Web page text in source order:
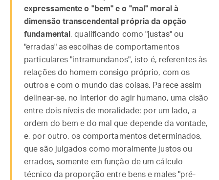
expressamente o "bem" e o "mal" moral à
dimensão transcendental própria da opção
fundamental , qualificando como "justas" ou
"erradas" as escolhas de comportamentos
particulares "intramundanos", isto é, referentes às
relações do homem consigo próprio, com os
outros e com o mundo das coisas. Parece assim
delinear-se, no interior do agir humano, uma cisão
entre dois níveis de moralidade: por um lado, a
ordem do bem e do mal que depende da vontade,
e, por outro, os comportamentos determinados,
que são julgados como moralmente justos ou
errados, somente em função de um cálculo
técnico da proporção entre bens e males "pré-